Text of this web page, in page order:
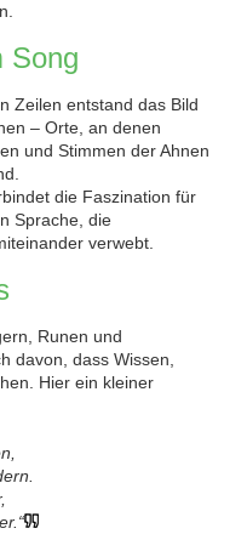
Song
Zeilen entstand das Bild
– Orte, an denen
und Stimmen der Ahnen
die Faszination für
Sprache, die
verwebt.
Runen und
davon, dass Wissen,
Hier ein kleiner